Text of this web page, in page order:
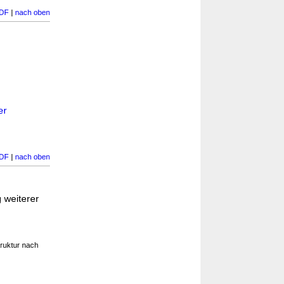
| nach oben
| nach oben
weiterer
nach